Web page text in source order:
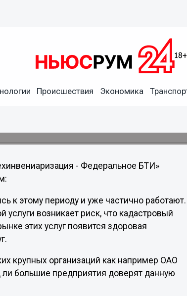
Происшествия Экономика
компании –
- Федеральное БТИ»
к этому периоду и уже частично работают.
возникает риск, что кадастровый
этих услуг появится здоровая
крупных организаций как например ОАО
большие предприятия доверят данную